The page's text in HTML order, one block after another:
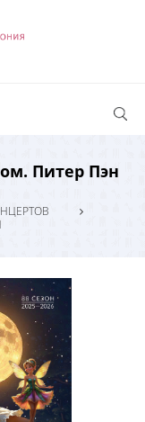
Питер Пэн